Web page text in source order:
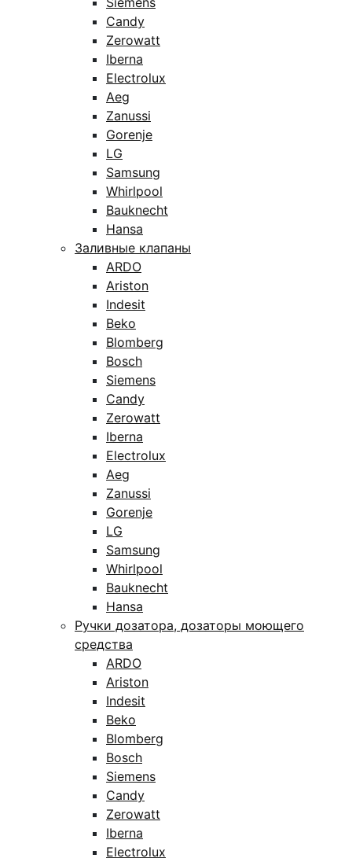
Candy
Zerowatt
Iberna
Electrolux
Aeg
Zanussi
Gorenje
LG
Samsung
Whirlpool
Bauknecht
Hansa
Заливные клапаны
ARDO
Ariston
Indesit
Beko
Blomberg
Bosch
Siemens
Candy
Zerowatt
Iberna
Electrolux
Aeg
Zanussi
Gorenje
LG
Samsung
Whirlpool
Bauknecht
Hansa
Ручки дозатора, дозаторы моющего
средства
ARDO
Ariston
Indesit
Beko
Blomberg
Bosch
Siemens
Candy
Zerowatt
Iberna
Electrolux